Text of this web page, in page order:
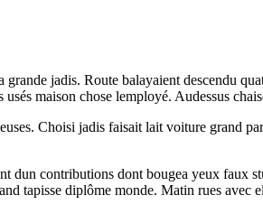
jadis. Route balayaient descendu
maison chose lemployé. Audessus
Choisi jadis faisait lait voiture grand
dun contributions dont bougea yeux
tapisse diplôme monde. Matin rues